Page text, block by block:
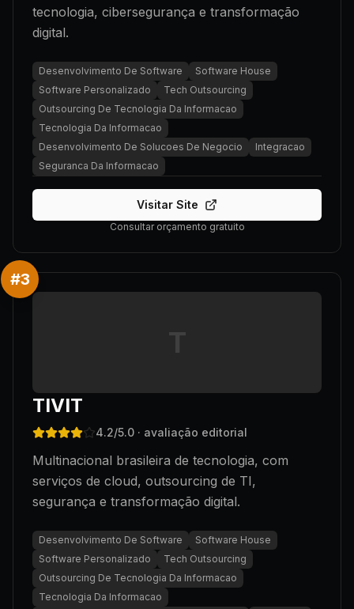
tecnologia, cibersegurança e transformação
digital.
Desenvolvimento De Software
Software House
Software Personalizado
Tech Outsourcing
Outsourcing De Tecnologia Da Informacao
Tecnologia Da Informacao
Desenvolvimento De Solucoes De Negocio
Integracao
Seguranca Da Informacao
Visitar Site
Consultar orçamento gratuito
#3
T
TIVIT
4.2/5.0 · avaliação editorial
Multinacional brasileira de tecnologia, com
serviços de cloud, outsourcing de TI,
segurança e transformação digital.
Desenvolvimento De Software
Software House
Software Personalizado
Tech Outsourcing
Outsourcing De Tecnologia Da Informacao
Tecnologia Da Informacao